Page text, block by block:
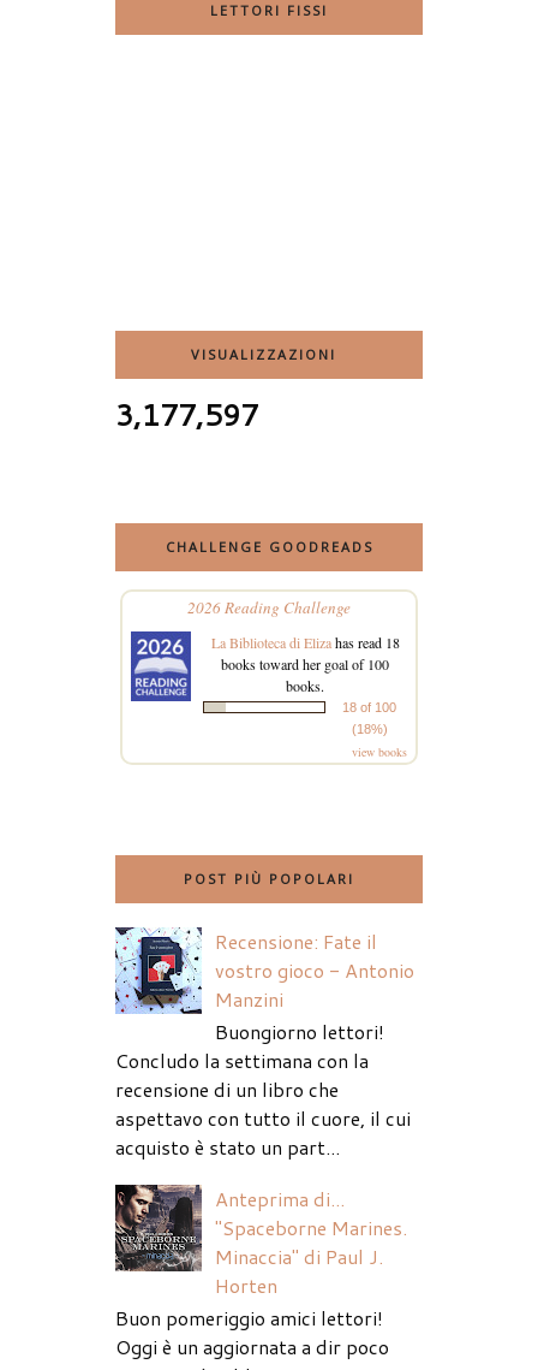
LETTORI FISSI
VISUALIZZAZIONI
3,177,597
CHALLENGE GOODREADS
2026 Reading Challenge
La Biblioteca di Elizahas read 18
books toward her goal of 100
books.
18 of 100
(18%)
view books
POST PIÙ POPOLARI
Recensione: Fate il
vostro gioco - Antonio
Manzini
Buongiorno lettori!
Concludo la settimana con la
recensione di un libro che
aspettavo con tutto il cuore, il cui
acquisto è stato un part...
Anteprima di...
"Spaceborne Marines.
Minaccia" di Paul J.
Horten
Buon pomeriggio amici lettori!
Oggi è un aggiornata a dir poco